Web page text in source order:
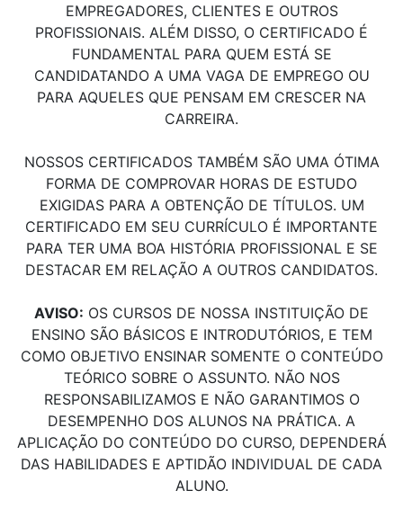
EMPREGADORES, CLIENTES E OUTROS
PROFISSIONAIS. ALÉM DISSO, O CERTIFICADO É
FUNDAMENTAL PARA QUEM ESTÁ SE
CANDIDATANDO A UMA VAGA DE EMPREGO OU
PARA AQUELES QUE PENSAM EM CRESCER NA
CARREIRA.
NOSSOS CERTIFICADOS TAMBÉM SÃO UMA ÓTIMA
FORMA DE COMPROVAR HORAS DE ESTUDO
EXIGIDAS PARA A OBTENÇÃO DE TÍTULOS. UM
CERTIFICADO EM SEU CURRÍCULO É IMPORTANTE
PARA TER UMA BOA HISTÓRIA PROFISSIONAL E SE
DESTACAR EM RELAÇÃO A OUTROS CANDIDATOS.
AVISO: OS CURSOS DE NOSSA INSTITUIÇÃO DE
ENSINO SÃO BÁSICOS E INTRODUTÓRIOS, E TEM
COMO OBJETIVO ENSINAR SOMENTE O CONTEÚDO
TEÓRICO SOBRE O ASSUNTO. NÃO NOS
RESPONSABILIZAMOS E NÃO GARANTIMOS O
DESEMPENHO DOS ALUNOS NA PRÁTICA. A
APLICAÇÃO DO CONTEÚDO DO CURSO, DEPENDERÁ
DAS HABILIDADES E APTIDÃO INDIVIDUAL DE CADA
ALUNO.